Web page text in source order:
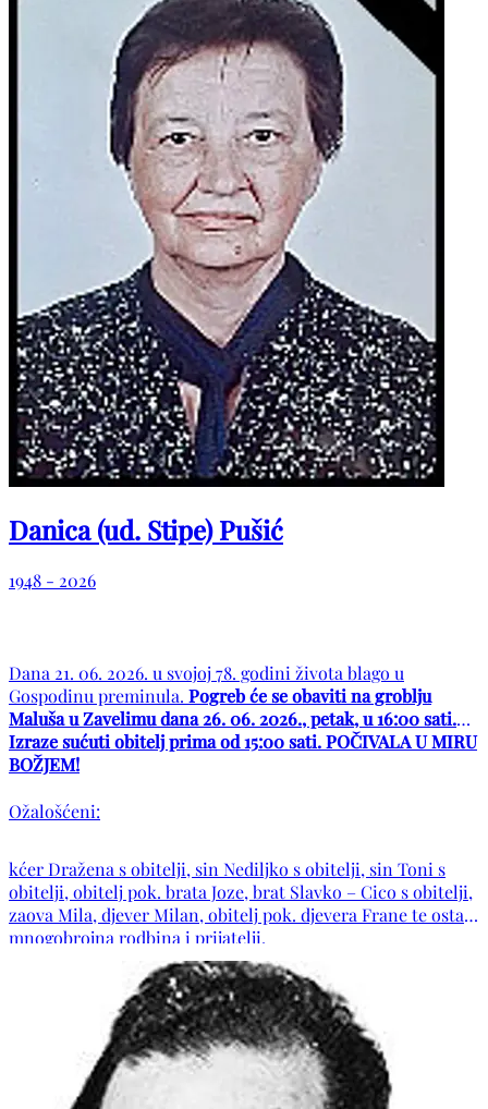
Danica (ud. Stipe) Pušić
1948 - 2026
Dana 21. 06. 2026. u svojoj 78. godini života blago u
Gospodinu preminula. Pogreb će se obaviti na groblju
Maluša u Zavelimu dana 26. 06. 2026., petak, u 16:00 sati.
Izraze sućuti obitelj prima od 15:00 sati. POČIVALA U MIRU
BOŽJEM!
Ožalošćeni:
kćer Dražena s obitelji, sin Nediljko s obitelji, sin Toni s
obitelji, obitelj pok. brata Joze, brat Slavko – Cico s obitelji,
zaova Mila, djever Milan, obitelj pok. djevera Frane te ostala
mnogobrojna rodbina i prijatelji.